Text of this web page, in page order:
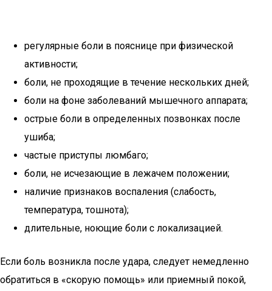
регулярные боли в пояснице при физической
активности;
боли, не проходящие в течение нескольких дней;
боли на фоне заболеваний мышечного аппарата;
острые боли в определенных позвонках после
ушиба;
частые приступы люмбаго;
боли, не исчезающие в лежачем положении;
наличие признаков воспаления (слабость,
температура, тошнота);
длительные, ноющие боли с локализацией.
Если боль возникла после удара, следует немедленно
обратиться в «скорую помощь» или приемный покой,